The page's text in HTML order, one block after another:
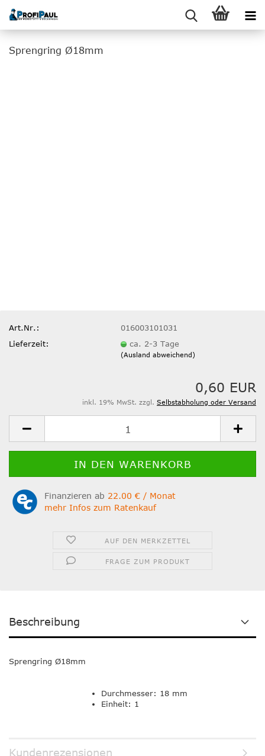
Sprengring Ø18mm
Art.Nr.:
016003101031
Lieferzeit:
ca. 2-3 Tage
(Ausland abweichend)
0,60 EUR
inkl. 19% MwSt. zzgl. Selbstabholung oder Versand
Finanzieren ab 22.00 € / Monat
mehr Infos zum Ratenkauf
AUF DEN MERKZETTEL
FRAGE ZUM PRODUKT
Beschreibung
Sprengring Ø18mm
Durchmesser: 18 mm
Einheit: 1
Kundenrezensionen